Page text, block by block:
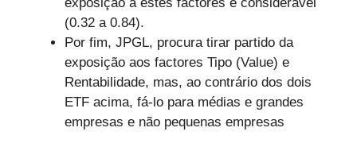
(0.32 a 0.84).
Por fim, JPGL, procura tirar partido da
exposição aos factores Tipo (Value) e
Rentabilidade, mas, ao contrário dos dois
ETF acima, fá-lo para médias e grandes
empresas e não pequenas empresas